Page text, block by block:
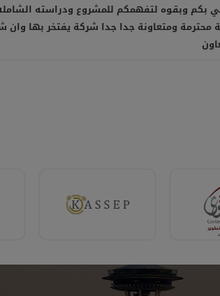
بكم وبقوه لتفهمكم للمشروع ودراسته
محترمة ومتعاونة جدا جدا شركة يفتخر بها وان